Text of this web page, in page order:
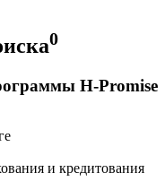
0
H-Promise
и кредитования